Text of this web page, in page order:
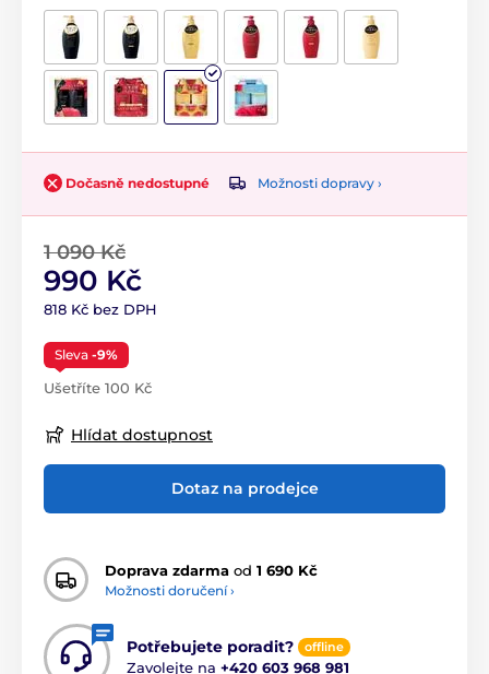
Dočasně nedostupné Možnosti dopravy ›
1 090 Kč
990 Kč
818 Kč bez DPH
Sleva -9%
Ušetříte 100 Kč
Hlídat dostupnost
Dotaz na prodejce
Doprava zdarma od 1 690 Kč
Možnosti doručení ›
Potřebujete poradit? offline
Zavolejte na +420 603 968 981